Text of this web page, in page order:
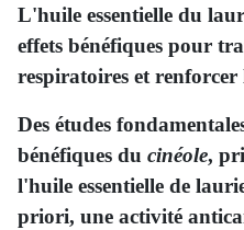
L'huile essentielle du
effets bénéfiques pour
respiratoires et renforcer
Des études
bénéfiques du cinéole,
l'huile essentielle de
priori, une activité